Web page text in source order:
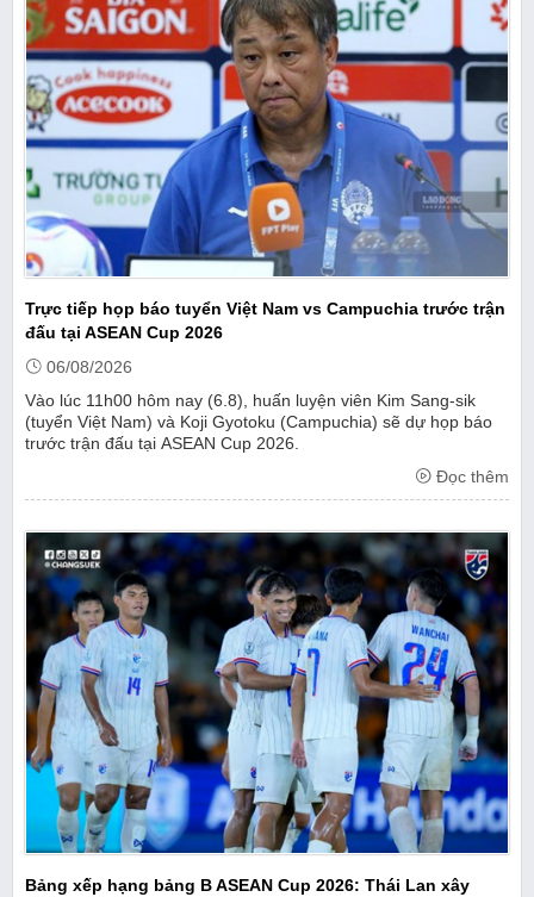
Trực tiếp họp báo tuyển Việt Nam vs Campuchia trước trận
đấu tại ASEAN Cup 2026
06/08/2026
Vào lúc 11h00 hôm nay (6.8), huấn luyện viên Kim Sang-sik
(tuyển Việt Nam) và Koji Gyotoku (Campuchia) sẽ dự họp báo
trước trận đấu tại ASEAN Cup 2026.
Đọc thêm
Bảng xếp hạng bảng B ASEAN Cup 2026: Thái Lan xây